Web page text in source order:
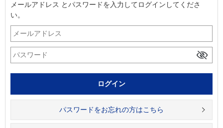
メールアドレス とパスワードを入力してログインしてくださ
い。
パスワードをお忘れの方はこちら